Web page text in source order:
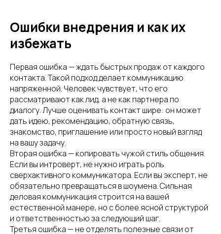
Ошибки внедрения и как их
избежать
Первая ошибка — ждать быстрых продаж от каждого
контакта. Такой подход делает коммуникацию
напряженной. Человек чувствует, что его
рассматривают как лид, а не как партнера по
диалогу. Лучше оценивать контакт шире: он может
дать идею, рекомендацию, обратную связь,
знакомство, приглашение или просто новый взгляд
на вашу задачу.
Вторая ошибка — копировать чужой стиль общения.
Если вы интроверт, не нужно играть роль
сверхактивного коммуникатора. Если вы эксперт, не
обязательно превращаться в шоумена. Сильная
деловая коммуникация строится на вашей
естественной манере, но с более ясной структурой
и ответственностью за следующий шаг.
Третья ошибка — не отделять полезные связи от